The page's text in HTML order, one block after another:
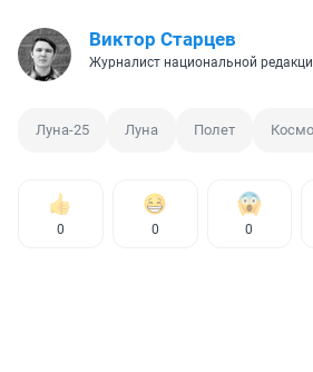
Виктор Старцев
Журналист национальной
Луна-25 Луна Полет
0 0 0